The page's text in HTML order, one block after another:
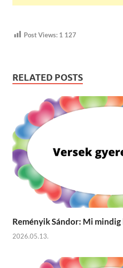
Post Views: 1 127
RELATED POSTS
Reményik Sándor: Mi
2026.05.13.